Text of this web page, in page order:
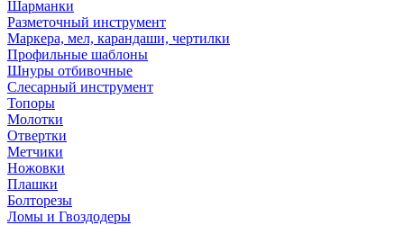
Шарманки
Разметочный инструмент
Маркера, мел, карандаши, чертилки
Профильные шаблоны
Шнуры отбивочные
Слесарный инструмент
Топоры
Молотки
Отвертки
Метчики
Ножовки
Плашки
Болторезы
Ломы и Гвоздодеры